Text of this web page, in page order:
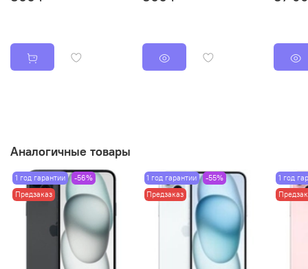
Аналогичные товары
1 год гарантии
-56%
Предзаказ
1 год гарантии
-55%
Предзаказ
1 год